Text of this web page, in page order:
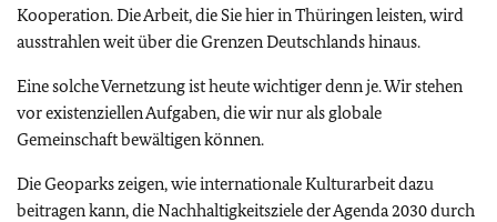
Kooperation. Die Arbeit, die Sie hier in Thüringen leisten, wird
ausstrahlen weit über die Grenzen Deutschlands hinaus.
Eine solche Vernetzung ist heute wichtiger denn je. Wir stehen
vor existenziellen Aufgaben, die wir nur als globale
Gemeinschaft bewältigen können.
Die Geoparks zeigen, wie internationale Kulturarbeit dazu
beitragen kann, die Nachhaltigkeitsziele der Agenda 2030 durch